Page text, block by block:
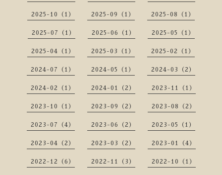
2025-10（1） 2025-09（1） 2025-08（1）
2025-07（1） 2025-06（1） 2025-05（1）
2025-04（1） 2025-03（1） 2025-02（1）
2024-07（1） 2024-05（1） 2024-03（2）
2024-02（1） 2024-01（2） 2023-11（1）
2023-10（1） 2023-09（2） 2023-08（2）
2023-07（4） 2023-06（2） 2023-05（1）
2023-04（2） 2023-03（2） 2023-01（4）
2022-12（6） 2022-11（3） 2022-10（1）